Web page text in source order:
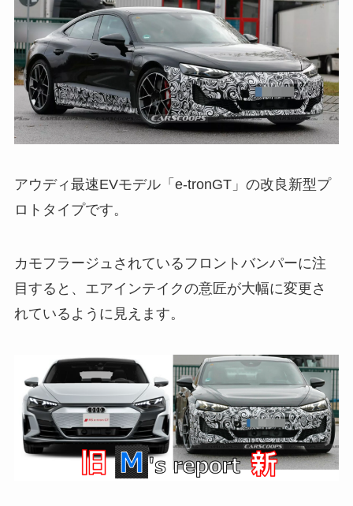
アウディ最速EVモデル「e-tronGT」の改良新型プ
ロトタイプです。
カモフラージュされているフロントバンパーに注
目すると、エアインテイクの意匠が大幅に変更さ
れているように見えます。